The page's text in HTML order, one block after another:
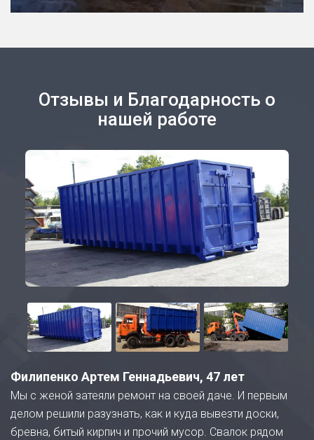
Отзывы и Благодарность о
нашей работе
Филипенко Артем Геннадьевич, 47 лет
Мы с женой затеяли ремонт на своей даче. И первым
делом решили разузнать, как и куда вывезти доски,
бревна, битый кирпич и прочий мусор. Свалок рядом